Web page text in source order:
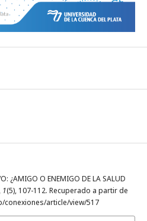
¿AMIGO O ENEMIGO DE LA SALUD
, 1(5), 107-112. Recuperado a partir de
article/view/517